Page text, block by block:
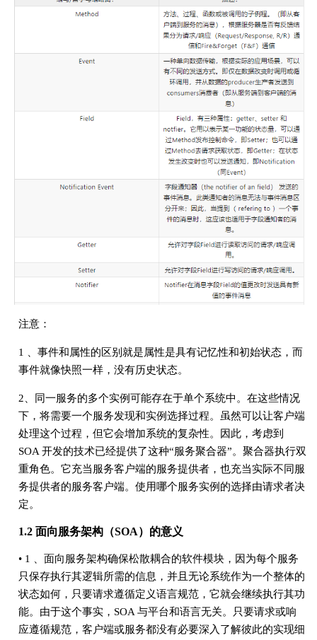
注意：
1 、事件和属性的区别就是属性是具有记忆性和初始状态，而
事件就像快照一样，没有历史状态。
2、同一服务的多个实例可能存在于单个系统中。在这些情况
下，将需要一个服务发现和实例选择过程。虽然可以让客户端
处理这个过程，但它会增加系统的复杂性。因此，考虑到
SOA 开发的技术已经提供了这种“服务聚合器”。聚合器执行双
重角色。它充当服务客户端的服务提供者，也充当实际不同服
务提供者的服务客户端。使用哪个服务实例的选择由请求者决
定。
1.2 面向服务架构（SOA）的意义
• 1 、面向服务架构确保松散耦合的软件模块，因为每个服务
只保存执行其逻辑所需的信息，并且无论系统作为一个整体的
状态如何，只要请求遵循定义语言规范，它就会继续执行其功
能。由于这个事实，SOA 与平台和语言无关。只要请求或响
应遵循规范，客户端或服务都没有必要深入了解彼此的实现细